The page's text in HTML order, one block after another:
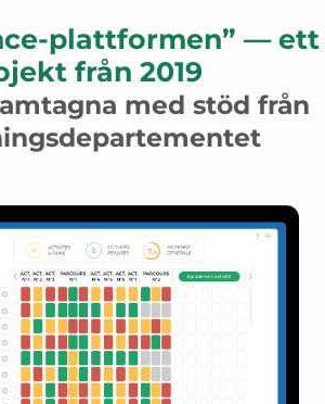
plattformen” — ett
från 2019
med stöd från